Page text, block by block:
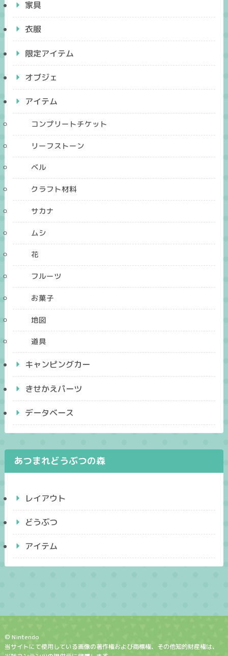
家具
衣服
限定アイテム
オブジェ
アイテム
コンプリートチケット
リーフストーン
ベル
クラフト材料
サカナ
ムシ
花
フルーツ
お菓子
地図
道具
キャンピングカー
きせかえパーツ
データベース
あつまれどうぶつの森
レイアウト
どうぶつ
アイテム
© Nintendo
当サイトにて使用している画像の著作権および商標権、その他知的財産権は、